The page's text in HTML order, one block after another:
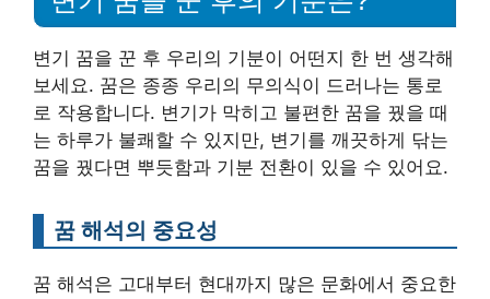
변기 꿈을 꾼 후 우리의 기분이 어떤지 한 번 생각해
보세요. 꿈은 종종 우리의 무의식이 드러나는 통로
로 작용합니다. 변기가 막히고 불편한 꿈을 꿨을 때
는 하루가 불쾌할 수 있지만, 변기를 깨끗하게 닦는
꿈을 꿨다면 뿌듯함과 기분 전환이 있을 수 있어요.
꿈 해석의 중요성
꿈 해석은 고대부터 현대까지 많은 문화에서 중요한